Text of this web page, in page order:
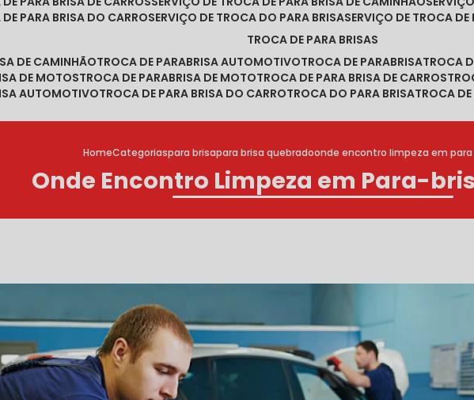
DE PARA BRISA DO CARRO SERVIÇO DE TROCA DO PARA BRISA SERVIÇO DE TROCA
TROCA DE PARA BRISAS
DE CAMINHÃO TROCA DE PARABRISA AUTOMOTIVO TROCA DE PARABRISA TROCA
DE MOTOS TROCA DE PARABRISA DE MOTO TROCA DE PARA BRISA DE CARROS
AUTOMOTIVO TROCA DE PARA BRISA DO CARRO TROCA DO PARA BRISA TROCA
HomeCategoriaspara brisapara brisa quebradoonde encontro limpeza em
Onde Encontro Limpeza em Para-